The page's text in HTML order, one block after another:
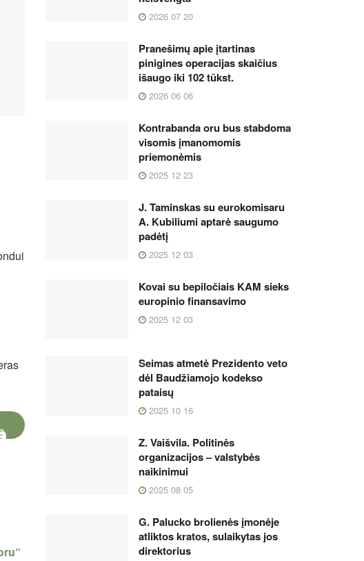
2026 07 20
Pranešimų apie įtartinas
pinigines operacijas skaičius
išaugo iki 102 tūkst.
2026 06 06
Kontrabanda oru bus stabdoma
visomis įmanomomis
priemonėmis
2025 12 23
J. Taminskas su eurokomisaru
A. Kubiliumi aptarė saugumo
padėtį
2025 12 03
Kovai su bepiločiais KAM sieks
europinio finansavimo
2025 12 03
Seimas atmetė Prezidento veto
dėl Baudžiamojo kodekso
pataisų
2025 10 16
Z. Vaišvila. Politinės
organizacijos – valstybės
naikinimui
2025 08 05
G. Palucko brolienės įmonėje
atliktos kratos, sulaikytas jos
direktorius